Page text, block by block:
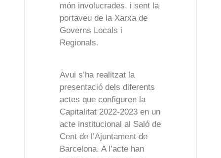
món involucrades, i sent la
portaveu de la Xarxa de
Governs Locals i
Regionals.
Avui s’ha realitzat la
presentació dels diferents
actes que configuren la
Capitalitat 2022-2023 en un
acte institucional al Saló de
Cent de l’Ajuntament de
Barcelona. A l’acte han